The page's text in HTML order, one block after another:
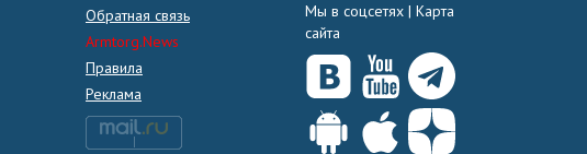
Обратная связь
Armtorg.News
Правила
Реклама
Мы в соцсетях | Карта
сайта